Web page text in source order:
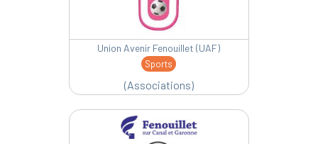
Union Avenir Fenouillet (UAF)
Sports
(Associations)